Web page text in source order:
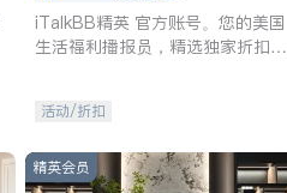
iTalkBB精英 官方账号。您的美国
生活福利播报员，精选独家折扣、
活动/折扣
精英会员